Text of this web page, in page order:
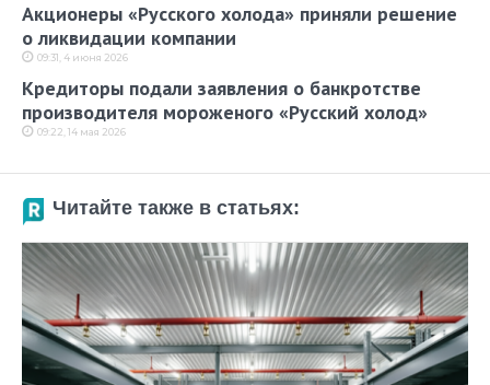
Акционеры «Русского холода» приняли решение
о ликвидации компании
09:31, 4 июня 2026
Кредиторы подали заявления о банкротстве
производителя мороженого «Русский холод»
09:22, 14 мая 2026
Читайте также в статьях: